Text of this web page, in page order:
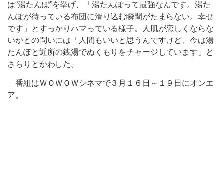
は“湯たんぽ”を挙げ、「湯たんぽって最強なんです。湯た
んぽが待っている布団に滑り込む瞬間がたまらない。幸せ
です」とすっかりハマっている様子。人肌が恋しくならな
いかとの問いには「人間もいいと思うんですけど、今は湯
たんぽと近所の銭湯でぬくもりをチャージしています」と
さらりとかわした。
番組はＷＯＷＯＷシネマで３月１６日～１９日にオンエ
ア。